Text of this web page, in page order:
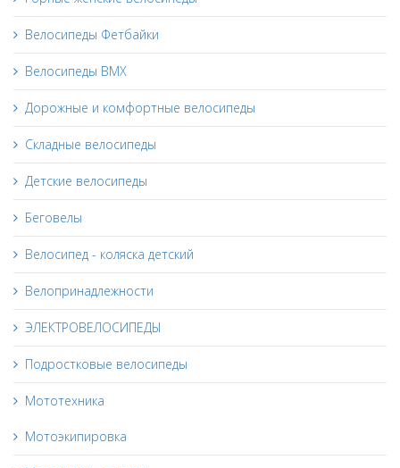
Велосипеды Фетбайки
Велосипеды BMX
Дорожные и комфортные велосипеды
Складные велосипеды
Детские велосипеды
Беговелы
Велосипед - коляска детский
Велопринадлежности
ЭЛЕКТРОВЕЛОСИПЕДЫ
Подростковые велосипеды
Мототехника
Мотоэкипировка